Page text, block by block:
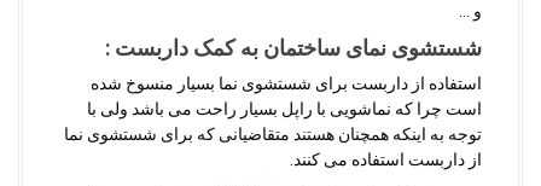
و …
شستشوی نمای ساختمان به کمک داربست :
استفاده از داربست برای شستشوی نما بسیار منسوخ شده
است چرا که نماشویی با راپل بسیار راحت می باشد ولی با
توجه به اینکه همچنان هستند متقاضیانی که برای شستشوی نما
از داربست استفاده می کنند.